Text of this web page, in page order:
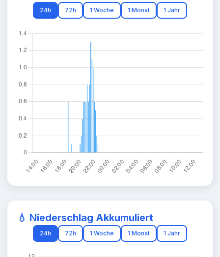
24h 72h 1 Woche 1 Monat 1 Jahr
💧 Niederschlag Akkumuliert
24h 72h 1 Woche 1 Monat 1 Jahr